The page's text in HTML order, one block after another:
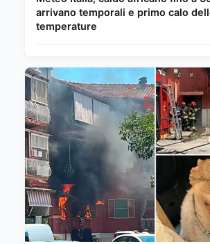
arrivano temporali e primo calo
temperature